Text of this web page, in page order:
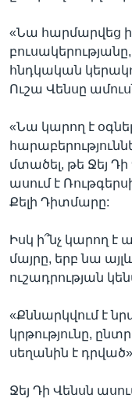
«Նա հարմարվեց
հնդկական
Ուշա Վենսը
«Նա կարող է
մտածել, թե Ջեյ
ասում է
Քելի Դիտմարը:
Իսկ ի՞նչ կարող է
մայրը, երբ նա
ուշադրության
«Քննարկվում է
կրթությունը,
սեղանին է
Ջեյ Դի Վենսն